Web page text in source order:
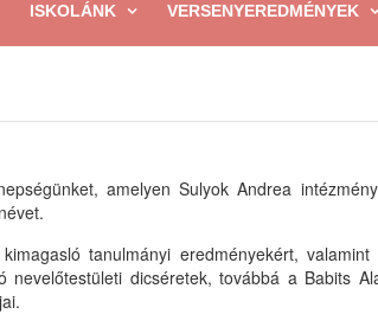
ISKOLÁNK VERSENYEREDMÉNYEK
amelyen Sulyok Andrea
tanulmányi eredményekért,
nevelőtestületi dicséretek, továbbá a Babits